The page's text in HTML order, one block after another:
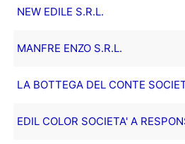
NEW EDILE S.R.L.
MANFRE ENZO S.R.L.
LA BOTTEGA DEL CONTE
EDIL COLOR SOCIETA' A